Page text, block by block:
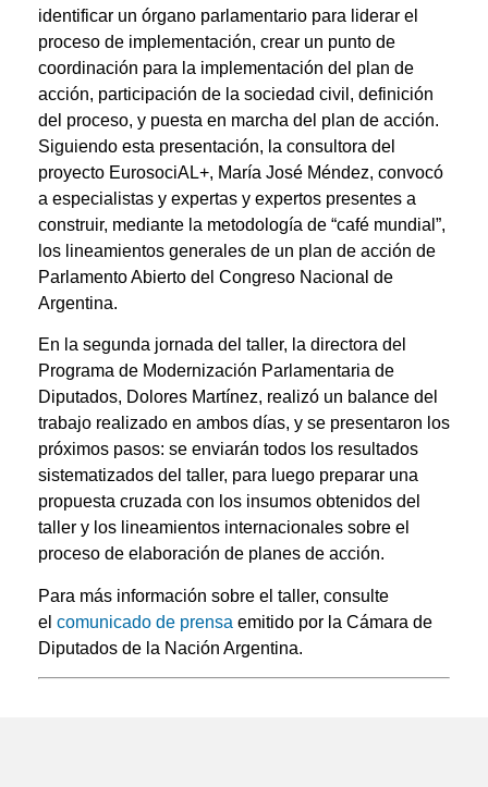
identificar un órgano parlamentario para liderar el
proceso de implementación, crear un punto de
coordinación para la implementación del plan de
acción, participación de la sociedad civil, definición
del proceso, y puesta en marcha del plan de acción.
Siguiendo esta presentación, la consultora del
proyecto EurosociAL+, María José Méndez, convocó
a especialistas y expertas y expertos presentes a
construir, mediante la metodología de “café mundial”,
los lineamientos generales de un plan de acción de
Parlamento Abierto del Congreso Nacional de
Argentina.
En la segunda jornada del taller, la directora del
Programa de Modernización Parlamentaria de
Diputados, Dolores Martínez, realizó un balance del
trabajo realizado en ambos días, y se presentaron los
próximos pasos: se enviarán todos los resultados
sistematizados del taller, para luego preparar una
propuesta cruzada con los insumos obtenidos del
taller y los lineamientos internacionales sobre el
proceso de elaboración de planes de acción.
Para más información sobre el taller, consulte
el comunicado de prensa emitido por la Cámara de
Diputados de la Nación Argentina.